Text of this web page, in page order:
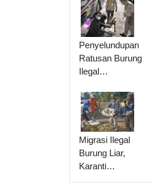
Penyelundupan
Ratusan Burung
Ilegal…
Migrasi Ilegal
Burung Liar,
Karanti…